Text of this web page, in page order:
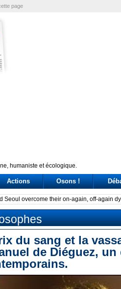
page
humaniste et écologique.
Actions Osons !
Seoul overcome their on-again, off-again
du sang et la
de Diéguez,